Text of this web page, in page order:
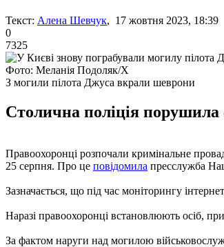
Текст: Алена Шевчук, 17 жовтня 2023, 18:39
0
7325
Фото: Меланія Подоляк/Х
З могили пілота Джуса вкрали шеврони
Столична поліція
Правоохоронці розпочали кримінальне
25 серпня. Про це повідомила пресслужба
Зазначається, що під час моніторингу
Наразі правоохоронці встановлюють осіб,
За фактом наруги над могилою